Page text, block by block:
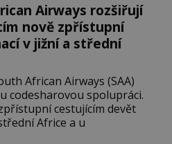
Airways rozšiřují
nově zpřístupní
v jižní a střední
African Airways (SAA)
codesharovou spolupráci.
cestujícím devět
Africe a u